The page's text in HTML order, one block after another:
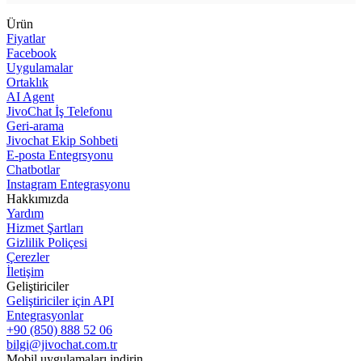
Ürün
Fiyatlar
Facebook
Uygulamalar
Ortaklık
AI Agent
JivoChat İş Telefonu
Geri-arama
Jivochat Ekip Sohbeti
E-posta Entegrsyonu
Chatbotlar
Instagram Entegrasyonu
Hakkımızda
Yardım
Hizmet Şartları
Gizlilik Poliçesi
Çerezler
İletişim
Geliştiriciler
Geliştiriciler için API
Entegrasyonlar
+90 (850) 888 52 06
bilgi@jivochat.com.tr